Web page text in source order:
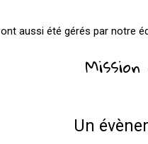
aussi été gérés par notre
Mission
Un